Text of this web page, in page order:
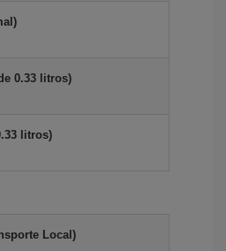
0.33 litros)
litros)
Local)